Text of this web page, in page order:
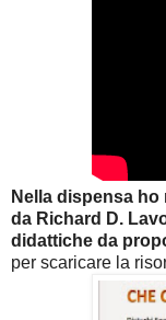
Nella dispensa
da Richard D.
didattiche da
per scaricare la